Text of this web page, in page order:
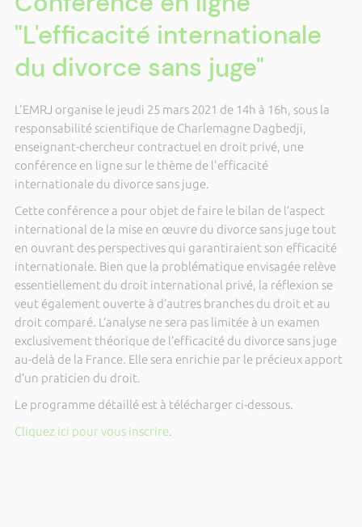
"L'efficacité internationale
du divorce sans juge"
L'EMRJ organise le jeudi 25 mars 2021 de 14h à 16h, sous la
responsabilité scientifique de Charlemagne Dagbedji,
enseignant-chercheur contractuel en droit privé, une
conférence en ligne sur le thème de l'efficacité
internationale du divorce sans juge.
Cette conférence a pour objet de faire le bilan de l’aspect
international de la mise en œuvre du divorce sans juge tout
en ouvrant des perspectives qui garantiraient son efficacité
internationale. Bien que la problématique envisagée relève
essentiellement du droit international privé, la réflexion se
veut également ouverte à d’autres branches du droit et au
droit comparé. L’analyse ne sera pas limitée à un examen
exclusivement théorique de l’efficacité du divorce sans juge
au-delà de la France. Elle sera enrichie par le précieux apport
d’un praticien du droit.
Le programme détaillé est à télécharger ci-dessous.
Cliquez ici pour vous inscrire.